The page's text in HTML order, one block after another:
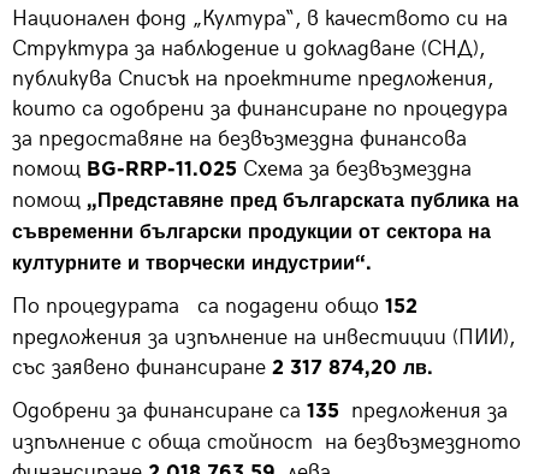
Национален фонд „Култура“, в качеството си на
Структура за наблюдение и докладване (СНД),
публикува Списък на проектните предложения,
които са одобрени за финансиране по процедура
за предоставяне на безвъзмездна финансова
помощ BG-RRP-11.025 Схема за безвъзмездна
помощ „Представяне пред българската публика на
съвременни български продукции от сектора на
културните и творчески индустрии“.
По процедурата са подадени общо 152
предложения за изпълнение на инвестиции (ПИИ),
със заявено финансиране 2 317 874,20 лв.
Одобрени за финансиране са 135 предложения за
изпълнение с обща стойност на безвъзмездното